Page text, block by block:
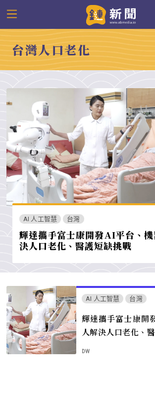
台灣人口老化
AI 人工智慧 台灣
輝達攜手富士康開發AI平台、
決人口老化、醫護短缺挑戰
AI 人工智慧 台灣
輝達攜手富士康開
人解決人口老化、
DW